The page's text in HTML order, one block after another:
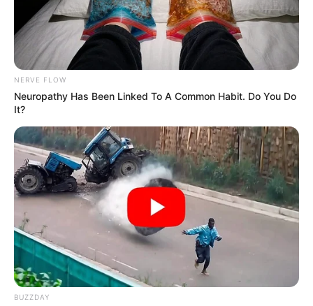
LEA TAMBIÉN
NERVE FLOW
Neuropathy Has Been Linked To A Common Habit. Do You Do
It?
BUZZDAY